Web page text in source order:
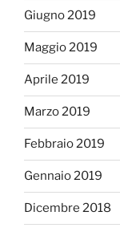
Giugno 2019
Maggio 2019
Aprile 2019
Marzo 2019
Febbraio 2019
Gennaio 2019
Dicembre 2018